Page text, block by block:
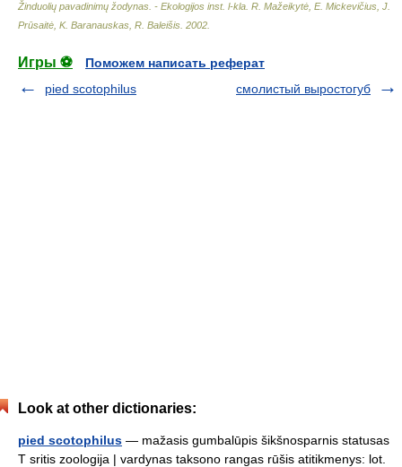
Žinduolių pavadinimų žodynas. - Ekologijos inst. l-kla R. Mažeikytė, E. Mickevičius, J.
Prūsaitė, K. Baranauskas, R. Baleišis 2002
Игры ⚽
Поможем написать реферат
pied scotophilus
смолистый выростогуб
Look at other dictionaries:
pied scotophilus — mažasis gumbalūpis šikšnosparnis statusas
T sritis zoologija | vardynas taksono rangas rūšis atitikmenys: lot.